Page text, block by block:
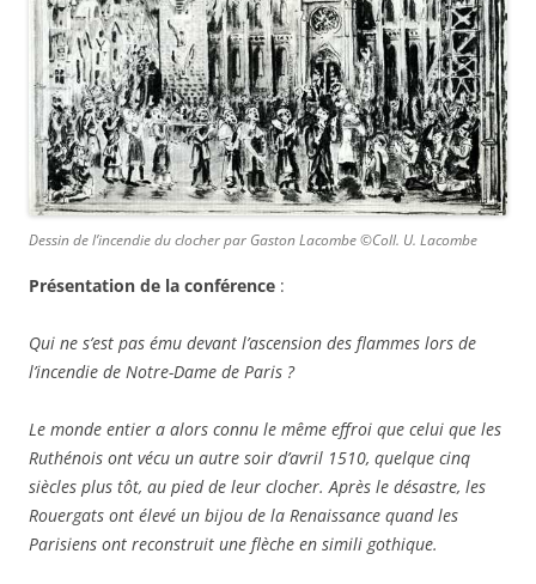
Dessin de l’incendie du clocher par Gaston Lacombe ©Coll. U. Lacombe
Présentation de la conférence :
Qui ne s’est pas ému devant l’ascension des flammes lors de
l’incendie de Notre-Dame de Paris ?
Le monde entier a alors connu le même effroi que celui que les
Ruthénois ont vécu un autre soir d’avril 1510, quelque cinq
siècles plus tôt, au pied de leur clocher. Après le désastre, les
Rouergats ont élevé un bijou de la Renaissance quand les
Parisiens ont reconstruit une flèche en simili gothique.